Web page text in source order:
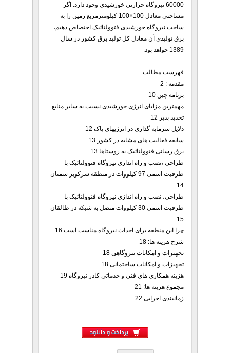
60000 نیروگاه حرارتی خورشیدی وجود دارد. اگر
مساحتی معادل 100×100 کیلومترمربع زمین را به
ساخت نیروگاه خورشیدی فتوولتائیک اختصاص دهیم،
برق تولیدی آن معادل کل تولید برق کشور در سال
1389 خواهد بود.
فهرست مطالب:
مقدمه : 2
برنامه چین 10
مهمترین مزایای انرژی خورشیدی نسبت به سایر منابع
تجدید پذیر 12
دلایل سرمایه گذاری در انرژیهای پاک 12
سابقه فعالیت های مشابه در کشور 13
برق رسانی فتوولتائیک به روستاها 13
طراحی ،نصب و راه اندازی نیروگاه فتوولتائیک با
ظرفیت اسمی 97 کیلووات در منطقه سرکویر سمنان
14
طراحی، نصب و راه اندازی نیروگاه فتوولتائیک با
ظرفیت اسمی 30 کیلووات متصل به شبکه در طالقان
15
چرا این منطقه برای احداث نیروگاه مناسب است 16
شرح هزینه ها: 18
تجهیزات و امکانات نیروگاهی 18
تجهیزات و امکانات ساختمانی 18
هزینه همکاری های فنی و خدماتی کادر نیروگاه 19
مجموع هزینه ها: 21
زمانبندی اجرایی 22
پرداخت و دانلود